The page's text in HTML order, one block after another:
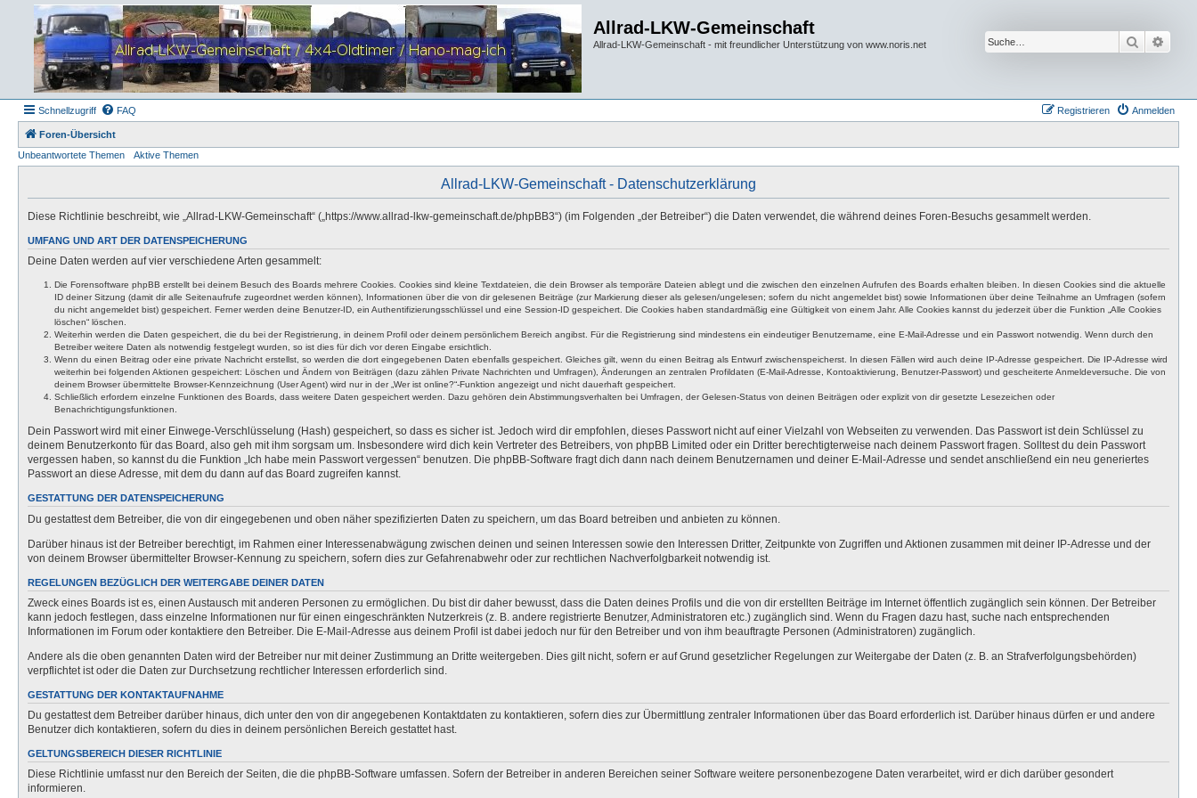
Allrad-LKW-Gemeinschaft
Allrad-LKW-Gemeinschaft - mit freundlicher Unterstützung von www.noris.net Suche
Schnellzugriff FAQ Anmelden
Registrieren
Foren-Übersicht
Unbeantwortete Themen
Aktive Themen
Allrad-LKW-Gemeinschaft - Datenschutzerklärung
Diese Richtlinie beschreibt, wie „Allrad-LKW-Gemeinschaft“ („https://www.allrad-lkw-gemeinschaft.de/phpBB3“) (im Folgenden „der Betreiber“) die Daten verwendet, die während deines Foren-Besuchs gesammelt werden.
UMFANG UND ART DER DATENSPEICHERUNG
Deine Daten werden auf vier verschiedene Arten gesammelt:
Die Forensoftware phpBB erstellt bei deinem Besuch des Boards mehrere Cookies. Cookies sind kleine Textdateien, die dein Browser als temporäre Dateien ablegt und die zwischen den einzelnen Aufrufen des Boards erhalten bleiben. In diesen Cookies sind die aktuelle
ID deiner Sitzung (damit dir alle Seitenaufrufe zugeordnet werden können), Informationen über die von dir gelesenen Beiträge (zur Markierung dieser als gelesen/ungelesen; sofern du nicht angemeldet bist) sowie Informationen über deine Teilnahme an Umfragen (sofern
du nicht angemeldet bist) gespeichert. Ferner werden deine Benutzer-ID, ein Authentifizierungsschlüssel und eine Session-ID gespeichert. Die Cookies haben standardmäßig eine Gültigkeit von einem Jahr. Alle Cookies kannst du jederzeit über die Funktion „Alle Cookies
löschen“ löschen.
Weiterhin werden die Daten gespeichert, die du bei der Registrierung, in deinem Profil oder deinem persönlichem Bereich angibst. Für die Registrierung sind mindestens ein eindeutiger Benutzername, eine E-Mail-Adresse und ein Passwort notwendig. Wenn durch den
Betreiber weitere Daten als notwendig festgelegt wurden, so ist dies für dich vor deren Eingabe ersichtlich.
Wenn du einen Beitrag oder eine private Nachricht erstellst, so werden die dort eingegebenen Daten ebenfalls gespeichert. Gleiches gilt, wenn du einen Beitrag als Entwurf zwischenspeicherst. In diesen Fällen wird auch deine IP-Adresse gespeichert. Die IP-Adresse wird
weiterhin bei folgenden Aktionen gespeichert: Löschen und Ändern von Beiträgen (dazu zählen Private Nachrichten und Umfragen), Änderungen an zentralen Profildaten (E-Mail-Adresse, Kontoaktivierung, Benutzer-Passwort) und gescheiterte Anmeldeversuche. Die von
deinem Browser übermittelte Browser-Kennzeichnung (User Agent) wird nur in der „Wer ist online?“-Funktion angezeigt und nicht dauerhaft gespeichert.
Schließlich erfordern einzelne Funktionen des Boards, dass weitere Daten gespeichert werden. Dazu gehören dein Abstimmungsverhalten bei Umfragen, der Gelesen-Status von deinen Beiträgen oder explizit von dir gesetzte Lesezeichen oder
Benachrichtigungsfunktionen.
Dein Passwort wird mit einer Einwege-Verschlüsselung (Hash) gespeichert, so dass es sicher ist. Jedoch wird dir empfohlen, dieses Passwort nicht auf einer Vielzahl von Webseiten zu verwenden. Das Passwort ist dein Schlüssel zu
deinem Benutzerkonto für das Board, also geh mit ihm sorgsam um. Insbesondere wird dich kein Vertreter des Betreibers, von phpBB Limited oder ein Dritter berechtigterweise nach deinem Passwort fragen. Solltest du dein Passwort
vergessen haben, so kannst du die Funktion „Ich habe mein Passwort vergessen“ benutzen. Die phpBB-Software fragt dich dann nach deinem Benutzernamen und deiner E-Mail-Adresse und sendet anschließend ein neu generiertes
Passwort an diese Adresse, mit dem du dann auf das Board zugreifen kannst.
GESTATTUNG DER DATENSPEICHERUNG
Du gestattest dem Betreiber, die von dir eingegebenen und oben näher spezifizierten Daten zu speichern, um das Board betreiben und anbieten zu können.
Darüber hinaus ist der Betreiber berechtigt, im Rahmen einer Interessenabwägung zwischen deinen und seinen Interessen sowie den Interessen Dritter, Zeitpunkte von Zugriffen und Aktionen zusammen mit deiner IP-Adresse und der
von deinem Browser übermittelter Browser-Kennung zu speichern, sofern dies zur Gefahrenabwehr oder zur rechtlichen Nachverfolgbarkeit notwendig ist.
REGELUNGEN BEZÜGLICH DER WEITERGABE DEINER DATEN
Zweck eines Boards ist es, einen Austausch mit anderen Personen zu ermöglichen. Du bist dir daher bewusst, dass die Daten deines Profils und die von dir erstellten Beiträge im Internet öffentlich zugänglich sein können. Der Betreiber
kann jedoch festlegen, dass einzelne Informationen nur für einen eingeschränkten Nutzerkreis (z. B. andere registrierte Benutzer, Administratoren etc.) zugänglich sind. Wenn du Fragen dazu hast, suche nach entsprechenden
Informationen im Forum oder kontaktiere den Betreiber. Die E-Mail-Adresse aus deinem Profil ist dabei jedoch nur für den Betreiber und von ihm beauftragte Personen (Administratoren) zugänglich.
Andere als die oben genannten Daten wird der Betreiber nur mit deiner Zustimmung an Dritte weitergeben. Dies gilt nicht, sofern er auf Grund gesetzlicher Regelungen zur Weitergabe der Daten (z. B. an Strafverfolgungsbehörden)
verpflichtet ist oder die Daten zur Durchsetzung rechtlicher Interessen erforderlich sind.
GESTATTUNG DER KONTAKTAUFNAHME
Du gestattest dem Betreiber darüber hinaus, dich unter den von dir angegebenen Kontaktdaten zu kontaktieren, sofern dies zur Übermittlung zentraler Informationen über das Board erforderlich ist. Darüber hinaus dürfen er und andere
Benutzer dich kontaktieren, sofern du dies in deinem persönlichen Bereich gestattet hast.
GELTUNGSBEREICH DIESER RICHTLINIE
Diese Richtlinie umfasst nur den Bereich der Seiten, die die phpBB-Software umfassen. Sofern der Betreiber in anderen Bereichen seiner Software weitere personenbezogene Daten verarbeitet, wird er dich darüber gesondert
informieren.